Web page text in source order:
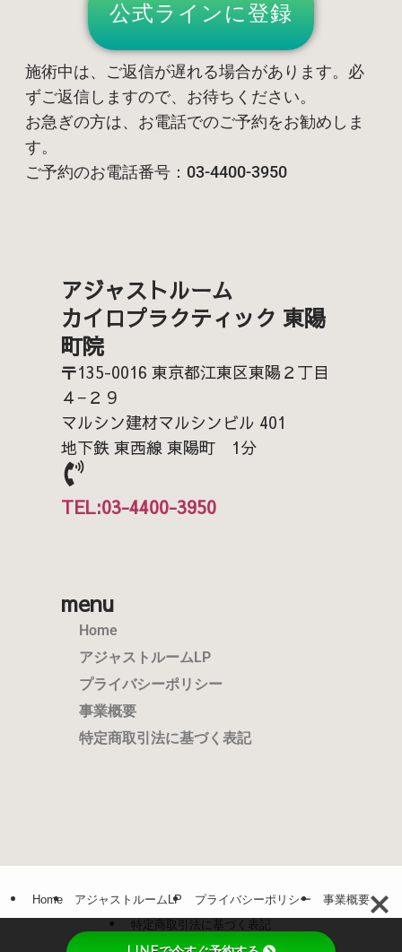
公式ラインに登録
施術中は、ご返信が遅れる場合があります。必
ずご返信しますので、お待ちください。
お急ぎの方は、お電話でのご予約をお勧めしま
す。
ご予約のお電話番号：03-4400-3950
アジャストルーム
カイロプラクティック 東陽
町院
〒135-0016 東京都江東区東陽２丁目
４−２９
マルシン建材マルシンビル 401
地下鉄 東西線 東陽町 1分
TEL:03-4400-3950
menu
Home
アジャストルームLP
プライバシーポリシー
事業概要
特定商取引法に基づく表記
Home アジャストルームLP プライバシーポリシー
事業概要
特定商取引法に基づく表記